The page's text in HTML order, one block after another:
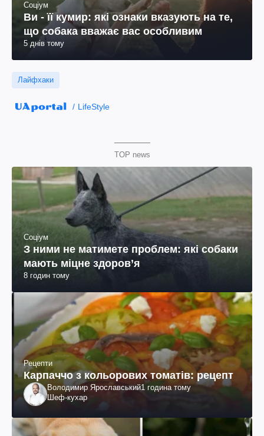
Соціум
Ви - її кумир: які ознаки вказують на те,
що собака вважає вас особливим
5 днів тому
Лайфхаки
LifeStyle
TOP news
Соціум
З ними не матимете проблем: які собаки
мають міцне здоров’я
8 годин тому
Рецепти
Карпаччо з кольорових томатів: рецепт
Володимир Ярославський1 година тому
Шеф-кухар